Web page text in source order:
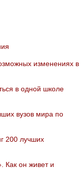
изменениях в
в одной школе
вузов мира по
200 лучших
Как он живет и